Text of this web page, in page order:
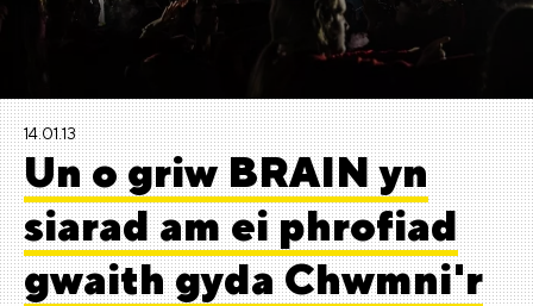
14.01.13
Un o griw BRAIN yn
siarad am ei phrofiad
gwaith gyda Chwmni'r